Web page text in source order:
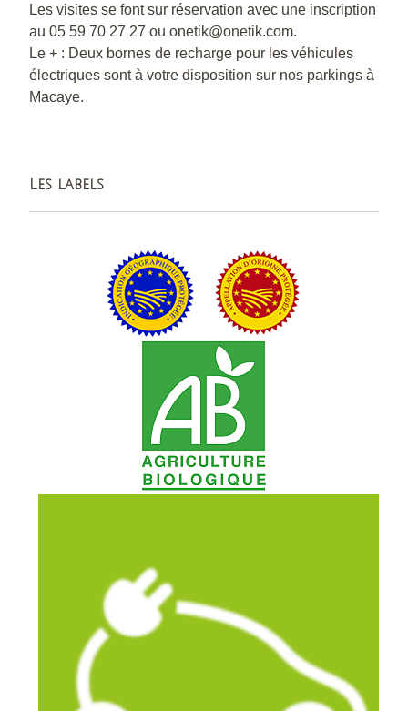
Les visites se font sur réservation avec une inscription
au 05 59 70 27 27 ou onetik@onetik.com.
Le + : Deux bornes de recharge pour les véhicules
électriques sont à votre disposition sur nos parkings à
Macaye.
Les labels